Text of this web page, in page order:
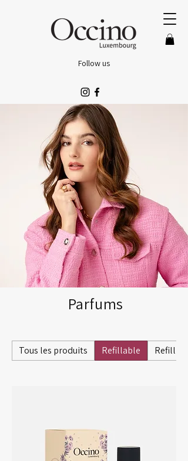
Follow us
Parfums
Tous les produits Refillable Refill